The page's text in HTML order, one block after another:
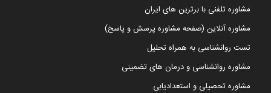
مشاوره تلفنی با برترین های ایران
مشاوره آنلاین (صفحه مشاوره پرسش و پاسخ)
تست روانشناسی به همراه تحلیل
مشاوره روانشناسی و درمان های تضمینی
مشاوره تحصیلی و استعدادیابی